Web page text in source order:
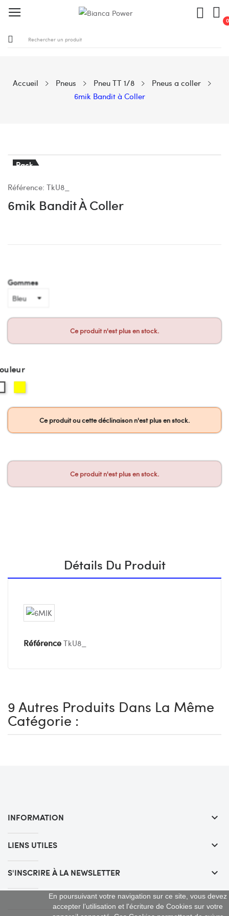
0
Accueil Pneus Pneu TT 1/8
Pneus a coller
6mik Bandit à Coller
Pack
Référence: TkU8_
6mik Bandit À Coller
Gommes
Ce produit n'est plus en stock.
Ce produit ou cette déclinaison n'est plus en stock.
Ce produit n'est plus en stock.
Détails Du Produit
RéférenceTkU8_
9 Autres Produits Dans La Même
Catégorie :
INFORMATION keyboard_arrow_down
LIENS UTILES keyboard_arrow_down
S'INSCRIRE À LA NEWSLETTER keyboard_arrow_down
En poursuivant votre navigation sur ce site, vous devez
accepter l’utilisation et l'écriture de Cookies sur votre